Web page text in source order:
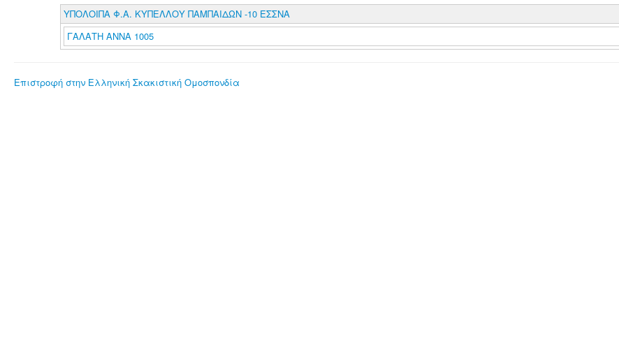
ΥΠΟΛΟΙΠΑ Φ.Α. ΚΥΠΕΛΛΟΥ ΠΑΜΠΑΙΔΩΝ -10 ΕΣΣΝΑ
ΓΑΛΑΤΗ ΑΝΝΑ 1005
Επιστροφή στην Ελληνική Σκακιστική Ομοσπονδία